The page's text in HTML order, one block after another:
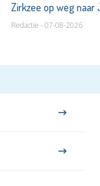
Zirkzee op weg
Redactie - 07-08-2026